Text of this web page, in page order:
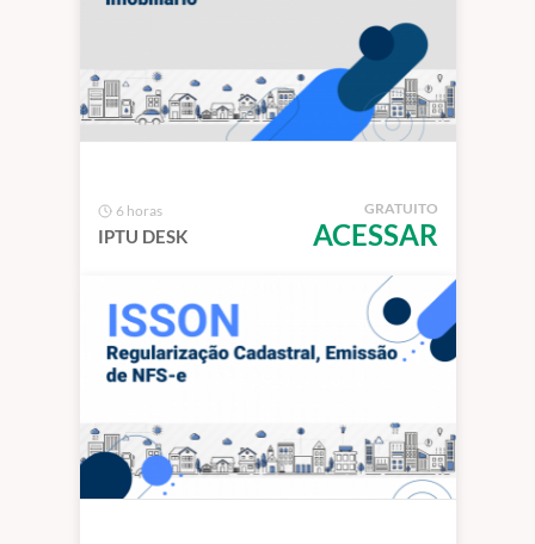
6 horas
IPTU DESK
GRATUITO
ACESSAR